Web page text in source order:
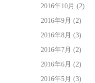
2016年10月 (2)
2016年9月 (2)
2016年8月 (3)
2016年7月 (2)
2016年6月 (2)
2016年5月 (3)